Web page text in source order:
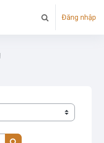
Chuyển đổi chọn
Đăng nhập